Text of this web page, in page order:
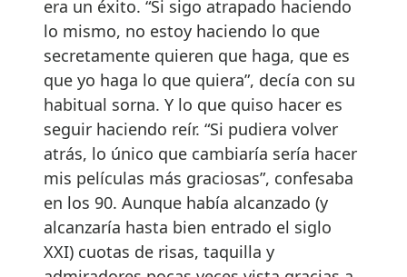
era un éxito. “Si sigo atrapado haciendo
lo mismo, no estoy haciendo lo que
secretamente quieren que haga, que es
que yo haga lo que quiera”, decía con su
habitual sorna. Y lo que quiso hacer es
seguir haciendo reír. “Si pudiera volver
atrás, lo único que cambiaría sería hacer
mis películas más graciosas”, confesaba
en los 90. Aunque había alcanzado (y
alcanzaría hasta bien entrado el siglo
XXI) cuotas de risas, taquilla y